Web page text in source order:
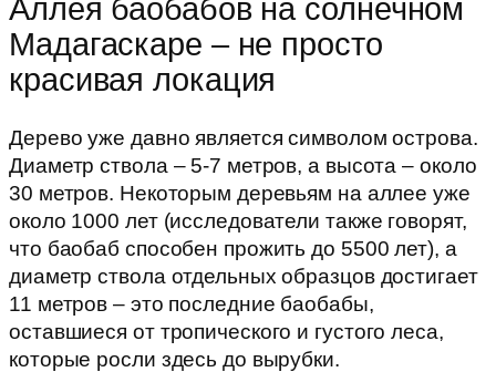
Аллея баобабов на солнечном
Мадагаскаре – не просто
красивая локация
Дерево уже давно является символом острова.
Диаметр ствола – 5-7 метров, а высота – около
30 метров. Некоторым деревьям на аллее уже
около 1000 лет (исследователи также говорят,
что баобаб способен прожить до 5500 лет), а
диаметр ствола отдельных образцов достигает
11 метров – это последние баобабы,
оставшиеся от тропического и густого леса,
которые росли здесь до вырубки.